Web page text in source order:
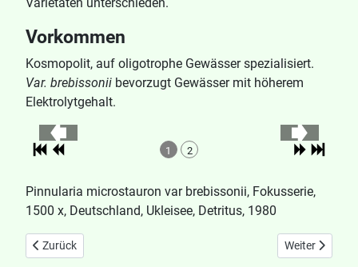
Vorkommen
Kosmopolit, auf oligotrophe Gewässer spezialisiert.
Var. brebissonii bevorzugt Gewässer mit höherem
Elektrolytgehalt.
1 2
Pinnularia microstauron var brebissonii, Fokusserie,
1500 x, Deutschland, Ukleisee, Detritus, 1980
Vorheriger Beitrag: Pinnularia major
Zurück Nächster
Weiter